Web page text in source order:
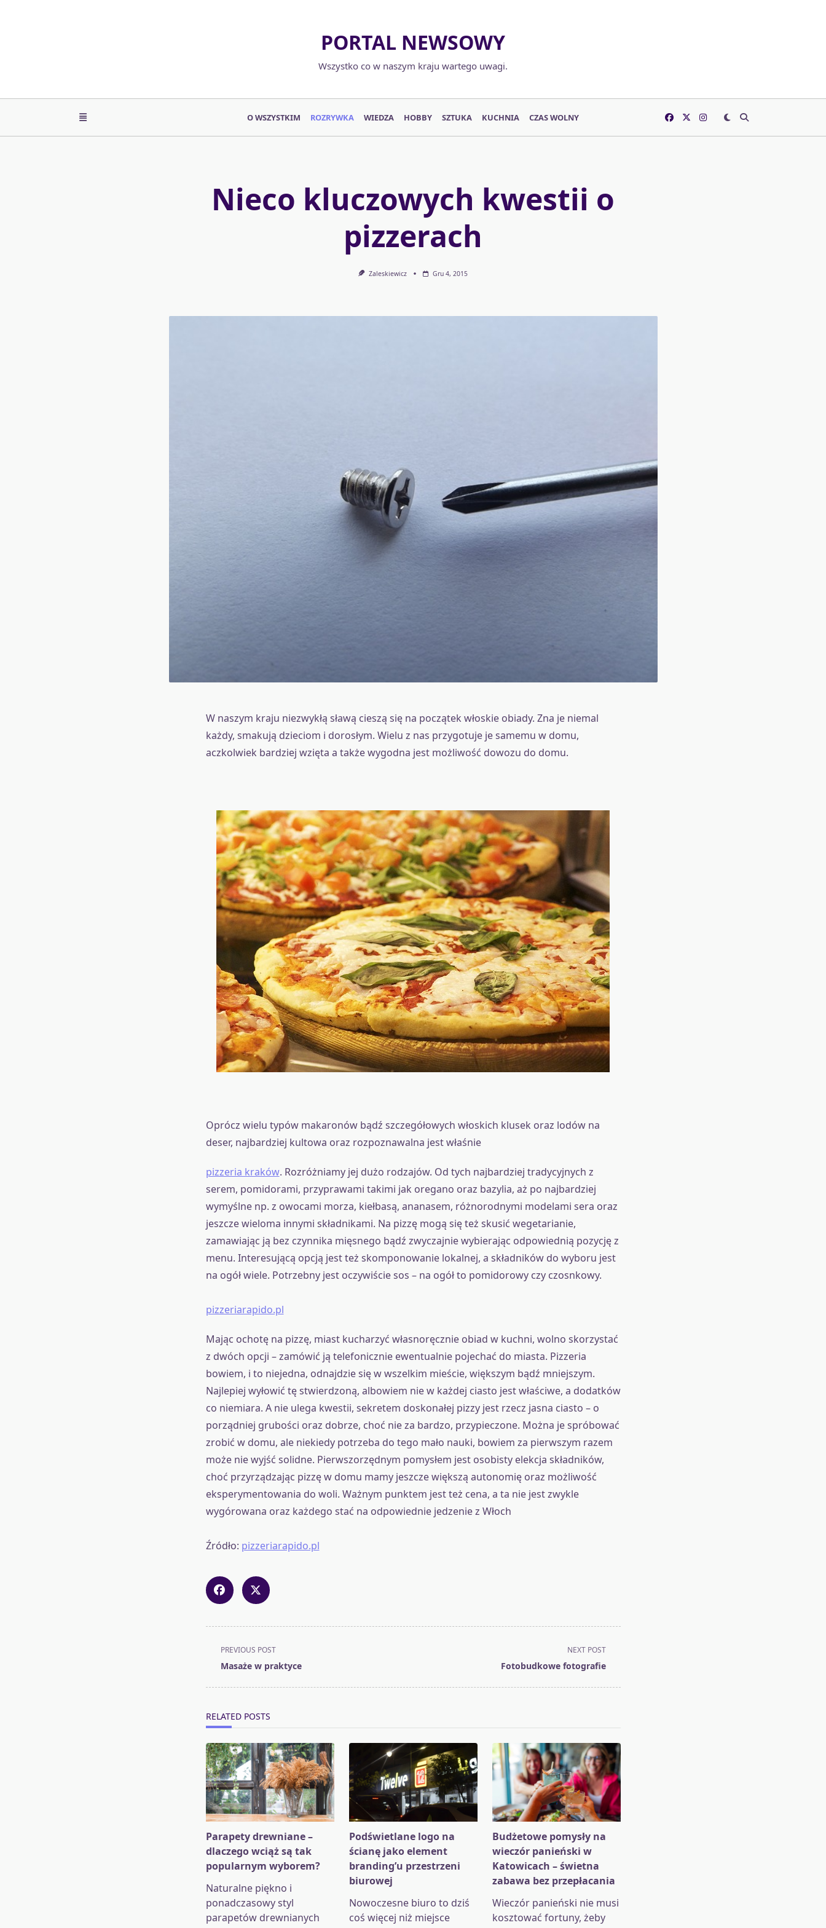
PORTAL NEWSOWY
Wszystko co w naszym kraju wartego uwagi.
O WSZYSTKIM ROZRYWKA WIEDZA HOBBY SZTUKA KUCHNIA CZAS WOLNY
Nieco kluczowych kwestii o
pizzerach
Zaleskiewicz Gru 4, 2015
W naszym kraju niezwykłą sławą cieszą się na początek włoskie obiady. Zna je niemal
każdy, smakują dzieciom i dorosłym. Wielu z nas przygotuje je samemu w domu,
aczkolwiek bardziej wzięta a także wygodna jest możliwość dowozu do domu.
Oprócz wielu typów makaronów bądź szczegółowych włoskich klusek oraz lodów na
deser, najbardziej kultowa oraz rozpoznawalna jest właśnie
pizzeria kraków. Rozróżniamy jej dużo rodzajów. Od tych najbardziej tradycyjnych z
serem, pomidorami, przyprawami takimi jak oregano oraz bazylia, aż po najbardziej
wymyślne np. z owocami morza, kiełbasą, ananasem, różnorodnymi modelami sera oraz
jeszcze wieloma innymi składnikami. Na pizzę mogą się też skusić wegetarianie,
zamawiając ją bez czynnika mięsnego bądź zwyczajnie wybierając odpowiednią pozycję z
menu. Interesującą opcją jest też skomponowanie lokalnej, a składników do wyboru jest
na ogół wiele. Potrzebny jest oczywiście sos – na ogół to pomidorowy czy czosnkowy.
pizzeriarapido.pl
Mając ochotę na pizzę, miast kucharzyć własnoręcznie obiad w kuchni, wolno skorzystać
z dwóch opcji – zamówić ją telefonicznie ewentualnie pojechać do miasta. Pizzeria
bowiem, i to niejedna, odnajdzie się w wszelkim mieście, większym bądź mniejszym.
Najlepiej wyłowić tę stwierdzoną, albowiem nie w każdej ciasto jest właściwe, a dodatków
co niemiara. A nie ulega kwestii, sekretem doskonałej pizzy jest rzecz jasna ciasto – o
porządniej grubości oraz dobrze, choć nie za bardzo, przypieczone. Można je spróbować
zrobić w domu, ale niekiedy potrzeba do tego mało nauki, bowiem za pierwszym razem
może nie wyjść solidne. Pierwszorzędnym pomysłem jest osobisty elekcja składników,
choć przyrządzając pizzę w domu mamy jeszcze większą autonomię oraz możliwość
eksperymentowania do woli. Ważnym punktem jest też cena, a ta nie jest zwykle
wygórowana oraz każdego stać na odpowiednie jedzenie z Włoch
Źródło: pizzeriarapido.pl
<span
class="nav-
text">Page</span>
PREVIOUS POST
Masaże w praktyce
NEXT POST
Fotobudkowe fotografie
RELATED POSTS
Parapety drewniane –
dlaczego wciąż są tak
popularnym wyborem?
Naturalne piękno i
ponadczasowy styl
parapetów drewnianych
Podświetlane logo na
ścianę jako element
branding’u przestrzeni
biurowej
Nowoczesne biuro to dziś
coś więcej niż miejsce
Budżetowe pomysły na
wieczór panieński w
Katowicach – świetna
zabawa bez przepłacania
Wieczór panieński nie musi
kosztować fortuny, żeby